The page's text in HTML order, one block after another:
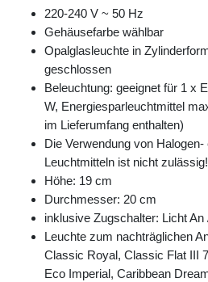
220-240 V ~ 50 Hz
Gehäusefarbe wählbar
Opalglasleuchte in
geschlossen
Beleuchtung: geeignet für 1 x
W, Energiesparleuchtmittel
im Lieferumfang enthalten)
Die Verwendung von
Leuchtmitteln ist nicht zulässig!
Höhe: 19 cm
Durchmesser: 20 cm
inklusive Zugschalter: Licht An
Leuchte zum nachträglichen
Classic Royal, Classic Flat III
Eco Imperial, Caribbean